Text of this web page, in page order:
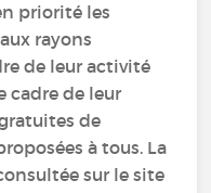
priorité les
rayons
de leur activité
cadre de leur
de
à tous. La
sur le site